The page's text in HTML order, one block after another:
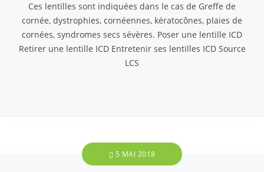
Ces lentilles sont indiquées dans le cas de Greffe de
cornée, dystrophies, cornéennes, kératocônes, plaies de
cornées, syndromes secs sévères. Poser une lentille ICD
Retirer une lentille ICD Entretenir ses lentilles ICD Source
LCS
5 MAI 2018